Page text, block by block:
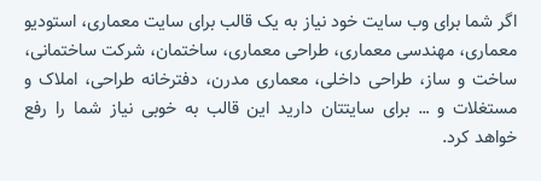
اگر شما برای وب سایت خود نیاز به یک قالب برای سایت معماری، استودیو
معماری، مهندسی معماری، طراحی معماری، ساختمان، شرکت ساختمانی،
ساخت و ساز، طراحی داخلی، معماری مدرن، دفترخانه طراحی، املاک و
مستغلات و … برای سایتتان دارید این قالب به خوبی نیاز شما را رفع
خواهد کرد.